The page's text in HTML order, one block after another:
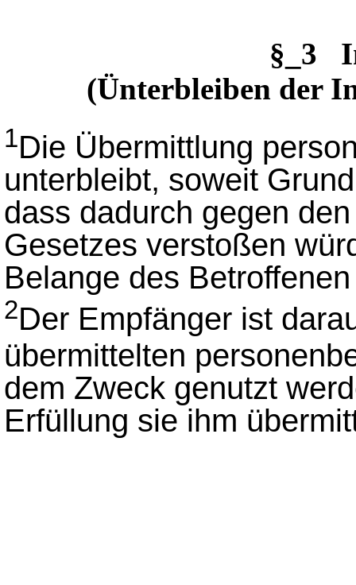
§_3
(Ünterbleiben der
1Die Übermittlung
unterbleibt, soweit
dass dadurch gegen
Gesetzes verstoßen
Belange des
2Der Empfänger ist
übermittelten
dem Zweck genutzt
Erfüllung sie ihm